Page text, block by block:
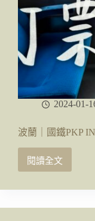
Malborku)
觀
攻
略
2024-01-
波蘭｜國鐵PKP
閱讀全文
波
｜